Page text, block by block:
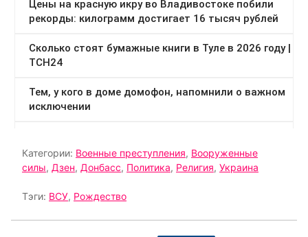
Категории: Военные преступления, Вооруженные
силы, Дзен, Донбасс, Политика, Религия, Украина
Тэги: ВСУ, Рождество